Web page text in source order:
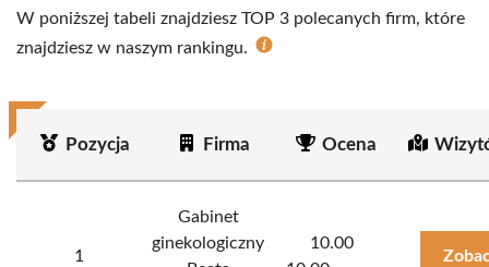
W poniższej tabeli znajdziesz TOP 3 polecanych firm, które
znajdziesz w naszym rankingu.
Pozycja Firma Ocena
1
Gabinet
ginekologiczny
10.00